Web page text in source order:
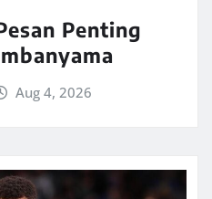
Penting
Aug 4, 2026